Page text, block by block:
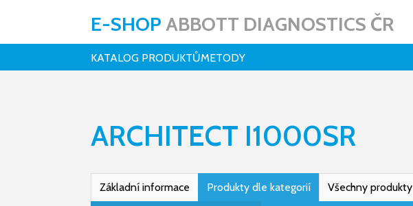
E-SHOP ABBOTT DIAGNOSTICS ČR
KATALOG PRODUKTŮMETODY
ARCHITECT I1000SR
Základní informace Produkty dle kategorií Všechny produkty